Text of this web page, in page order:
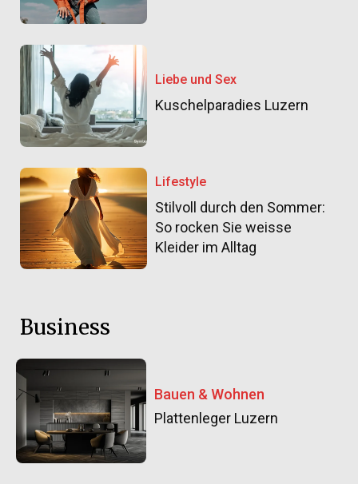
Liebe und Sex
Kuschelparadies Luzern
Lifestyle
Stilvoll durch den Sommer:
So rocken Sie weisse
Kleider im Alltag
Business
Bauen & Wohnen
Plattenleger Luzern